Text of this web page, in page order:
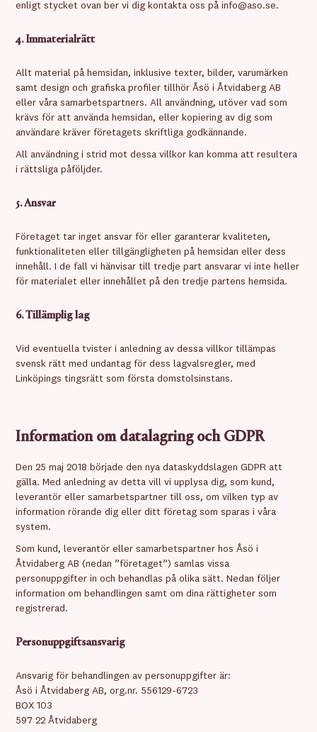
enligt stycket ovan ber vi dig kontakta oss på info@aso.se.
4. Immaterialrätt
Allt material på hemsidan, inklusive texter, bilder, varumärken
samt design och grafiska profiler tillhör Åsö i Åtvidaberg AB
eller våra samarbetspartners. All användning, utöver vad som
krävs för att använda hemsidan, eller kopiering av dig som
användare kräver företagets skriftliga godkännande.
All användning i strid mot dessa villkor kan komma att resultera
i rättsliga påföljder.
5. Ansvar
Företaget tar inget ansvar för eller garanterar kvaliteten,
funktionaliteten eller tillgängligheten på hemsidan eller dess
innehåll. I de fall vi hänvisar till tredje part ansvarar vi inte heller
för materialet eller innehållet på den tredje partens hemsida.
6. Tillämplig lag
Vid eventuella tvister i anledning av dessa villkor tillämpas
svensk rätt med undantag för dess lagvalsregler, med
Linköpings tingsrätt som första domstolsinstans.
Information om datalagring och GDPR
Den 25 maj 2018 började den nya dataskyddslagen GDPR att
gälla. Med anledning av detta vill vi upplysa dig, som kund,
leverantör eller samarbetspartner till oss, om vilken typ av
information rörande dig eller ditt företag som sparas i våra
system.
Som kund, leverantör eller samarbetspartner hos Åsö i
Åtvidaberg AB (nedan ”företaget”) samlas vissa
personuppgifter in och behandlas på olika sätt. Nedan följer
information om behandlingen samt om dina rättigheter som
registrerad.
Personuppgiftsansvarig
Ansvarig för behandlingen av personuppgifter är:
Åsö i Åtvidaberg AB, org.nr. 556129-6723
BOX 103
597 22 Åtvidaberg